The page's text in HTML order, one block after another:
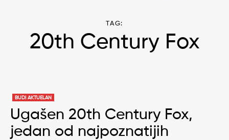
TAG:
20th Century Fox
BUDI AKTUELAN
Ugašen 20th Century Fox,
jedan od najpoznatijih